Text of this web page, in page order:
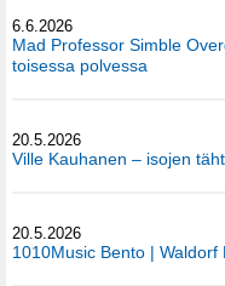
6.6.2026
Mad Professor Simble
toisessa polvessa
20.5.2026
Ville Kauhanen – isojen
20.5.2026
1010Music Bento |